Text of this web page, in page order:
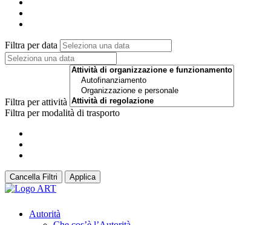
Filtra per data
Filtra per attività
Filtra per modalità di trasporto
Cancella Filtri Applica
Autorità